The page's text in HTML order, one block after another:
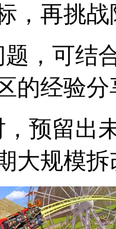
，再挑
，可结
的经验分
预留出
大规模